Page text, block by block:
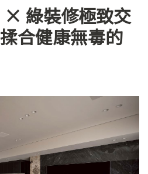
× 綠裝修極致交
合健康無毒的